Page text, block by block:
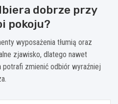
dobrze przy
pokoju?
wyposażenia tłumią oraz
zjawisko, dlatego nawet
potrafi zmienić odbiór wyraźniej